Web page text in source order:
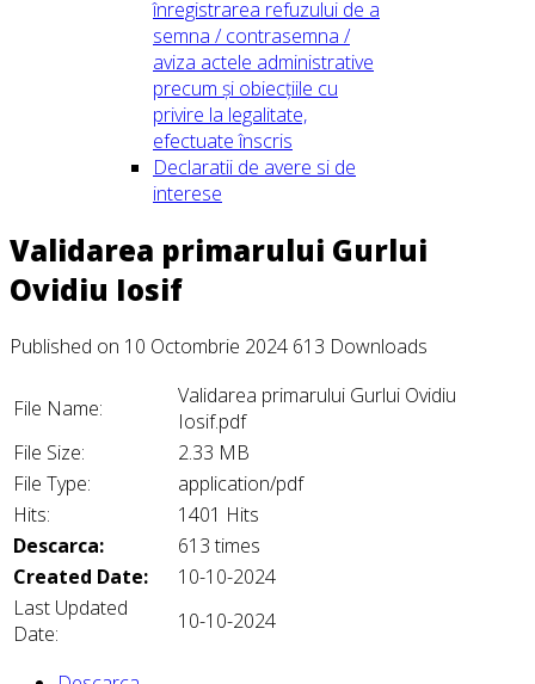
înregistrarea refuzului de a
semna / contrasemna /
aviza actele administrative
precum și obiecțiile cu
privire la legalitate,
efectuate înscris
Declaratii de avere si de
interese
Validarea primarului Gurlui
Ovidiu Iosif
Published on 10 Octombrie 2024 613 Downloads
File Name:
Validarea primarului Gurlui Ovidiu
Iosif.pdf
File Size:
2.33 MB
File Type:
application/pdf
Hits:
1401 Hits
Descarca:
613 times
Created Date:
10-10-2024
Last Updated
Date:
10-10-2024